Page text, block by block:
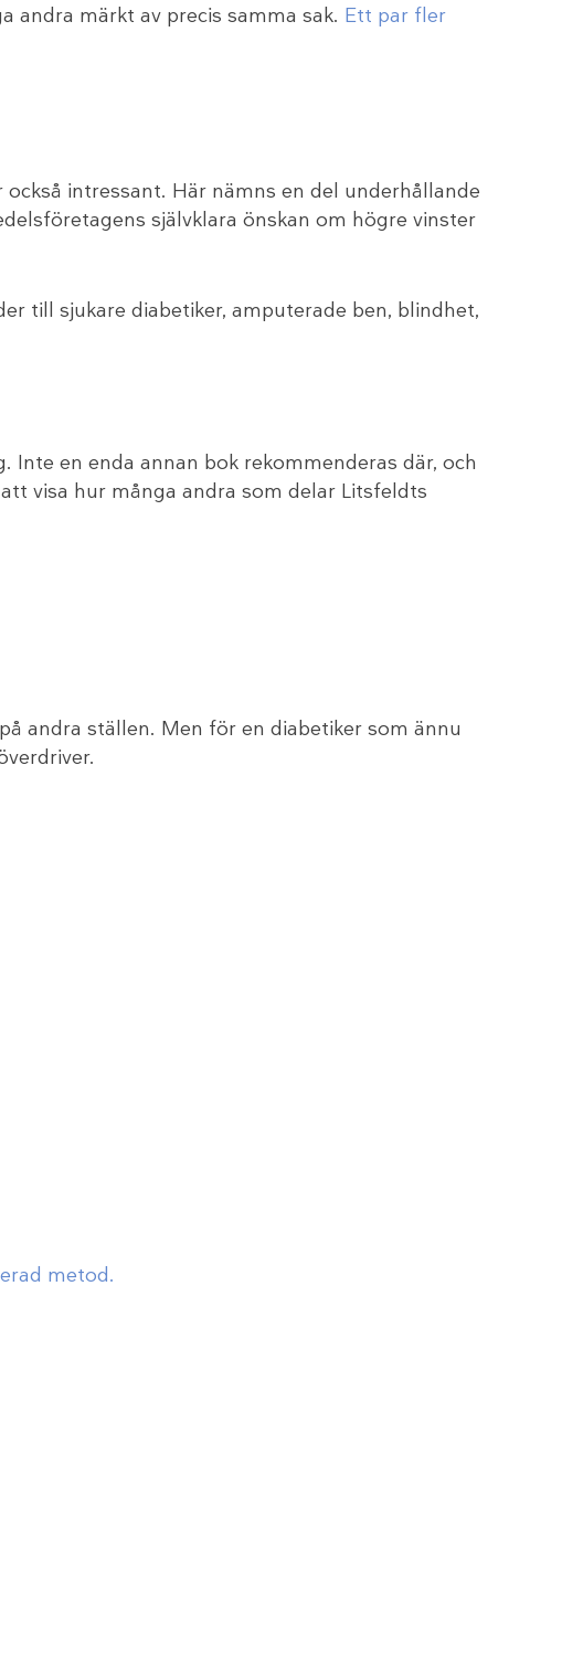
andra märkt av precis samma sak. Ett par fler
intressant. Här nämns en del underhållande
självklara önskan om högre vinster
till sjukare diabetiker, amputerade ben, blindhet,
en enda annan bok rekommenderas där, och
visa hur många andra som delar Litsfeldts
andra ställen. Men för en diabetiker som ännu
metod.